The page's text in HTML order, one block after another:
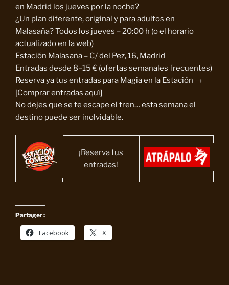
en Madrid los jueves por la noche?
¿Un plan diferente, original y para adultos en
Malasaña? Todos los jueves – 20:00 h (o el horario
actualizado en la web)
Estación Malasaña – C/ del Pez, 16, Madrid
Entradas desde 8–15 € (ofertas semanales frecuentes)
Reserva ya tus entradas para Magia en la Estación →
[Comprar entradas aquí]
No dejes que se te escape el tren… esta semana el
destino puede ser inolvidable.
¡Reserva tus
entradas!
Partager :
Facebook X